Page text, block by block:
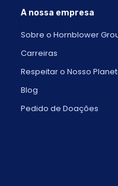
A nossa empresa
Sobre o Hornblower
Carreiras
Respeitar o Nosso
Blog
Pedido de Doações